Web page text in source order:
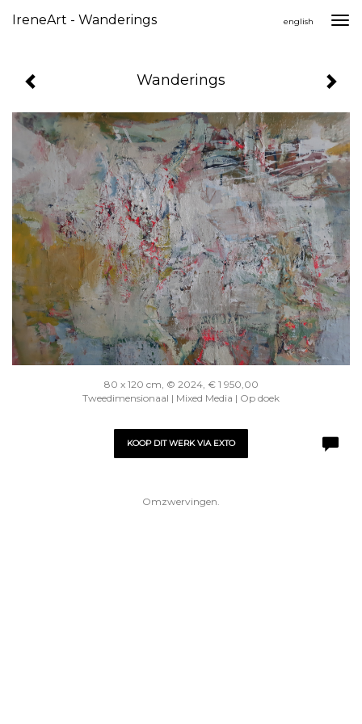
IreneArt - Wanderings english
Wanderings
80 x 120 cm, © 2024, € 1 950,00
Tweedimensionaal | Mixed Media | Op doek
KOOP DIT WERK VIA EXTO
Omzwervingen.